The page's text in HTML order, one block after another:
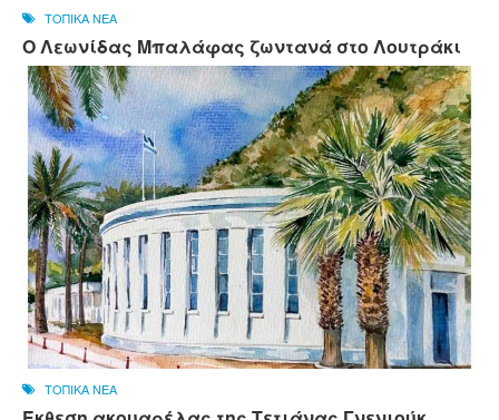
ΤΟΠΙΚΑ ΝΕΑ
Ο Λεωνίδας Μπαλάφας ζωντανά στο Λουτράκι
ΤΟΠΙΚΑ ΝΕΑ